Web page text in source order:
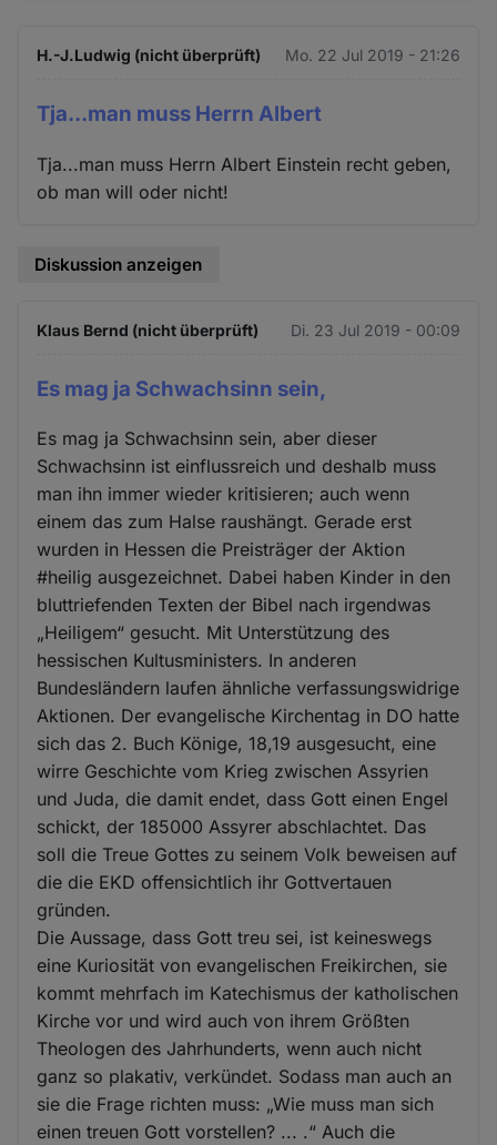
H.-J.Ludwig (nicht überprüft) Mo. 22 Jul 2019 - 21:26
Tja...man muss Herrn Albert
Tja...man muss Herrn Albert Einstein recht geben,
ob man will oder nicht!
Diskussion anzeigen
Klaus Bernd (nicht überprüft) Di. 23 Jul 2019 - 00:09
Es mag ja Schwachsinn sein,
Es mag ja Schwachsinn sein, aber dieser
Schwachsinn ist einflussreich und deshalb muss
man ihn immer wieder kritisieren; auch wenn
einem das zum Halse raushängt. Gerade erst
wurden in Hessen die Preisträger der Aktion
#heilig ausgezeichnet. Dabei haben Kinder in den
bluttriefenden Texten der Bibel nach irgendwas
„Heiligem“ gesucht. Mit Unterstützung des
hessischen Kultusministers. In anderen
Bundesländern laufen ähnliche verfassungswidrige
Aktionen. Der evangelische Kirchentag in DO hatte
sich das 2. Buch Könige, 18,19 ausgesucht, eine
wirre Geschichte vom Krieg zwischen Assyrien
und Juda, die damit endet, dass Gott einen Engel
schickt, der 185000 Assyrer abschlachtet. Das
soll die Treue Gottes zu seinem Volk beweisen auf
die die EKD offensichtlich ihr Gottvertauen
gründen.
Die Aussage, dass Gott treu sei, ist keineswegs
eine Kuriosität von evangelischen Freikirchen, sie
kommt mehrfach im Katechismus der katholischen
Kirche vor und wird auch von ihrem Größten
Theologen des Jahrhunderts, wenn auch nicht
ganz so plakativ, verkündet. Sodass man auch an
sie die Frage richten muss: „Wie muss man sich
einen treuen Gott vorstellen? ... .“ Auch die